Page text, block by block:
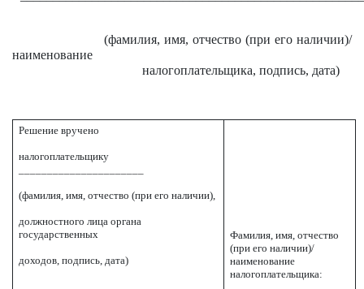
(фамилия, имя, отчество (при его наличии)/
наименование
налогоплательщика, подпись, дата)
Решение вручено
налогоплательщику
(фамилия, имя, отчество (при его наличии),
должностного лица органа
государственных
доходов, подпись, дата)
Фамилия, имя, отчество
(при его наличии)/
наименование
налогоплательщика: